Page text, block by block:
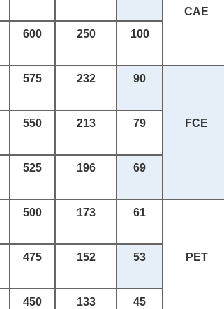
CAE
600 250 100
575 232 90
FCE
550 213 79
525 196 69
500 173 61
PET
475 152 53
450 133 45